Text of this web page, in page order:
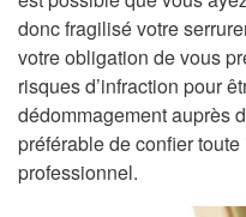
donc fragilisé votre
votre obligation de vous
risques d’infraction pour
dédommagement auprès
préférable de confier
professionnel.